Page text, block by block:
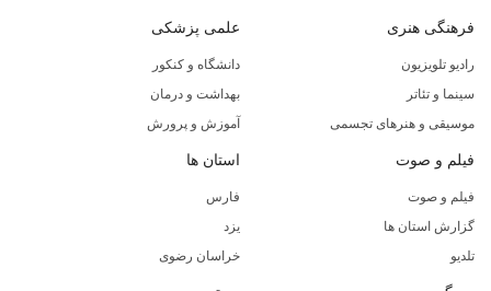
فرهنگی هنری
رادیو تلویزیون
سینما و تئاتر
موسیقی و هنرهای تجسمی
علمی پزشکی
دانشگاه و کنکور
بهداشت و درمان
آموزش و پرورش
فیلم و صوت
فیلم و صوت
گزارش استان ها
تلدیو
استان ها
فارس
یزد
خراسان رضوی